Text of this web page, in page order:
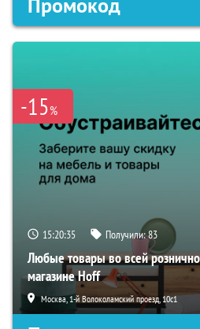
Промокод
-15%
15:20:33 Получили:83
Любые товары во всей
магазине Hoff
Москва, 1-й Волоколамский проезд, 10с1